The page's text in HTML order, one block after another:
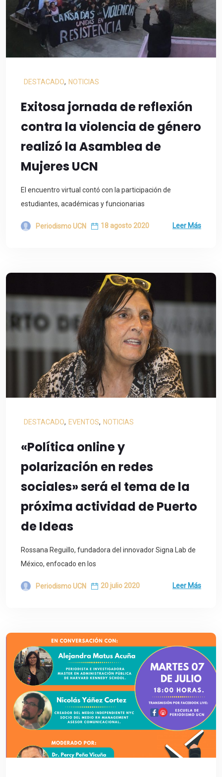
DESTACADO, NOTICIAS
Exitosa jornada de reflexión
contra la violencia de género
realizó la Asamblea de
Mujeres UCN
El encuentro virtual contó con la participación de
estudiantes, académicas y funcionarias
Periodismo UCN 18 agosto 2020 Leer Más
DESTACADO, EVENTOS, NOTICIAS
«Política online y
polarización en redes
sociales» será el tema de la
próxima actividad de Puerto
de Ideas
Rossana Reguillo, fundadora del innovador Signa Lab de
México, enfocado en los
Periodismo UCN 20 julio 2020 Leer Más